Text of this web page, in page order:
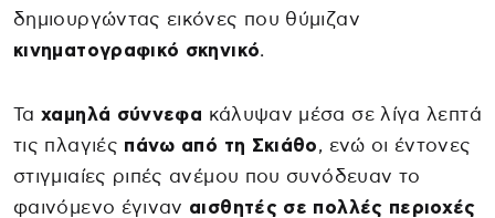
δημιουργώντας εικόνες που θύμιζαν
κινηματογραφικό σκηνικό.
Ταχαμηλά σύννεφα κάλυψαν μέσα σε λίγα λεπτά
τις πλαγιές πάνω από τη Σκιάθο, ενώ οι έντονες
στιγμιαίες ριπές ανέμου που συνόδευαν το
φαινόμενο έγιναν αισθητές σε πολλές περιοχές